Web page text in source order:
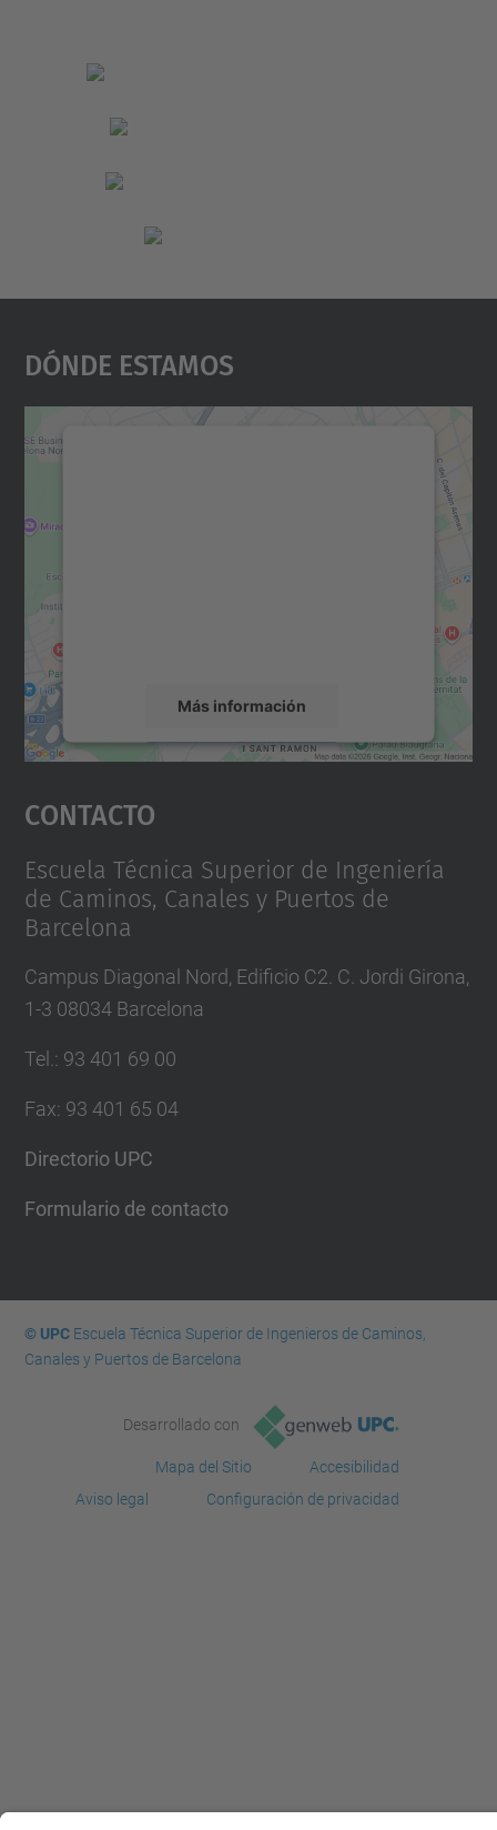
Dónde Estamos
Más información
Aceptar
powered by
Contacto
Escuela Técnica Superior de Ingeniería
de Caminos, Canales y Puertos de
Barcelona
Campus Diagonal Nord, Edificio C2. C. Jordi Girona,
1-3 08034 Barcelona
Tel. : 93 401 69 00
Fax: 93 401 65 04
Directorio UPC
Formulario de contacto
© UPCEscuela Técnica Superior de Ingenieros de Caminos,
Canales y Puertos de Barcelona
Desarrollado con
Mapa del Sitio
Accesibilidad
Aviso legal
Configuración de privacidad